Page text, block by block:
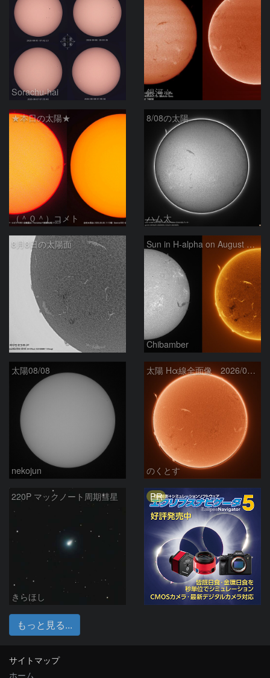
Sorachu-hai 銀河☆
★本日の太陽★
（＾０＾）コメト
8/08の太陽
ハム太
8月8日の太陽面
ta-o
Sun in H-alpha on August 8, 2026
Chibamber
太陽08/08
nekojun
太陽 Hα線全面像 2026/08/08
のくとす
220P マックノート周期彗星
きらほし
PR
もっと見る...
サイトマップ
ホーム